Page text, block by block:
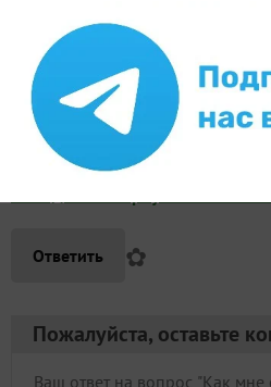
miha27
Михаил Петрович
Павловск
2 октября 2017, 12:15
Мне кажется тут есть ответ
Ответить ✿
Пожалуйста, оставьте